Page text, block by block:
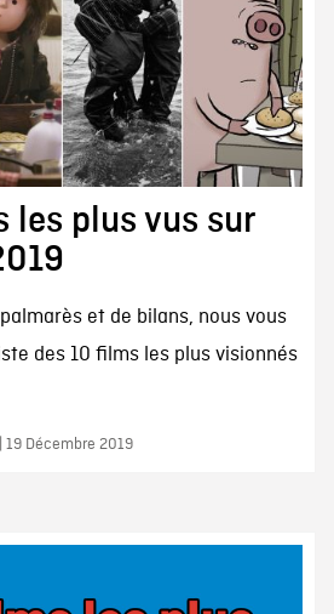
les plus vus sur
et de bilans, nous vous
des 10 films les plus visionnés
Décembre 2019